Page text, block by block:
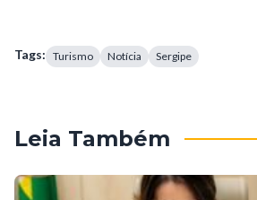
Tags: Turismo Notícia Sergipe
Leia Também